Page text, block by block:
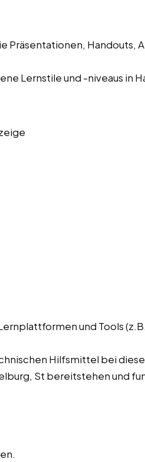
Präsentationen, Handouts,
Lernstile und -niveaus in
und Tools
Hilfsmittel bei
St bereitstehen und